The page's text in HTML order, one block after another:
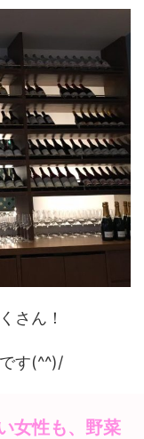
さん！
す(^^)/
女性も、野菜